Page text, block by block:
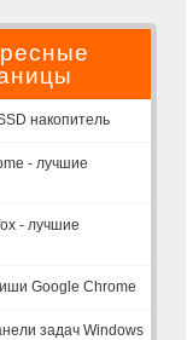
накопитель
- лучшие
- лучшие
Google Chrome
задач Windows